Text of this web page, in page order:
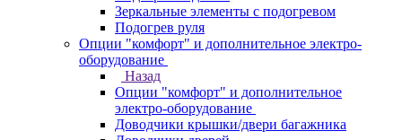
Зеркальные элементы с подогревом
Подогрев руля
Опции "комфорт" и дополнительное электро-
оборудование
Назад
Опции "комфорт" и дополнительное
электро-оборудование
Доводчики крышки/двери багажника